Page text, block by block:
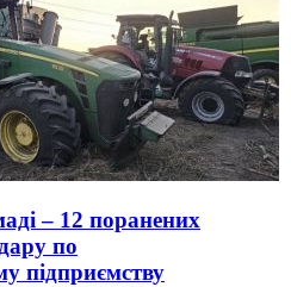
– 12 поранених
по
підприємству